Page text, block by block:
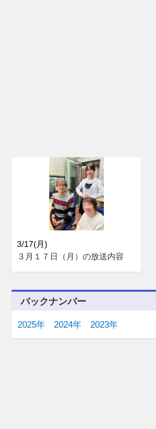
3/17(月)
３月１７日（月）の放送内容
バックナンバー
2025年 2024年 2023年